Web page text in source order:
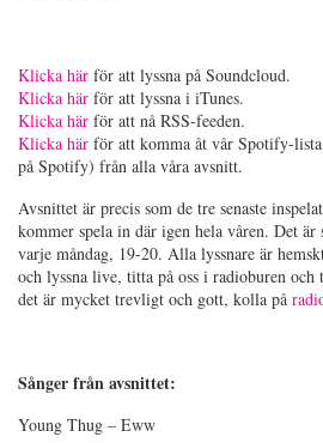
Klicka här för att lyssna på Soundcloud.
Klicka här för att lyssna i iTunes.
Klicka här för att nå RSS-feeden.
Klicka här för att komma åt vår Spotify-
på Spotify) från alla våra avsnitt.
Avsnittet är precis som de tre senaste
kommer spela in där igen hela våren. Det är
varje måndag, 19-20. Alla lyssnare är
och lyssna live, titta på oss i radioburen och
det är mycket trevligt och gott, kolla på
Sånger från avsnittet:
Young Thug – Eww